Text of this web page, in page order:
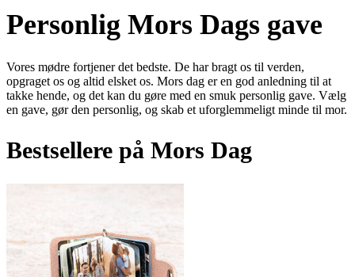
Personlig Mors Dags gave
Vores mødre fortjener det bedste. De har bragt os til verden,
opgraget os og altid elsket os. Mors dag er en god anledning til at
takke hende, og det kan du gøre med en smuk personlig gave. Vælg
en gave, gør den personlig, og skab et uforglemmeligt minde til mor.
Bestsellere på Mors Dag